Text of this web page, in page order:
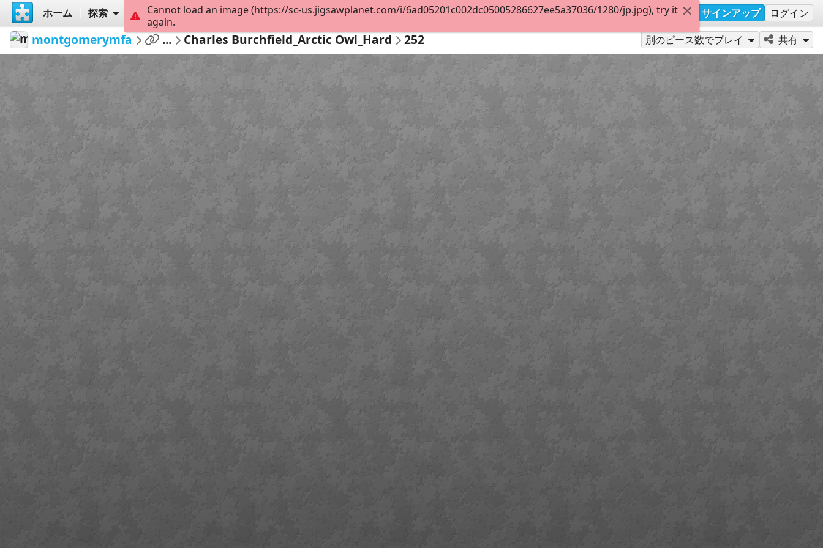
ホーム 探索 作成 サインアップ ログイン
montgomerymfa ... Charles Burchfield_Arctic Owl_Hard 252 別のピース数でプレイ 共有
Cannot load an image (https://sc-us.jigsawplanet.com/i/6ad05201c002dc05005286627ee5a37036/1280/jp.jpg), try it
again.